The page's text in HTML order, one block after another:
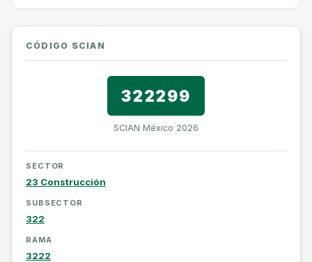
CÓDIGO SCIAN
322299
SCIAN México 2026
SECTOR
23 Construcción
SUBSECTOR
322
RAMA
3222